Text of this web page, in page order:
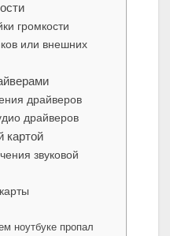
громкости
или внешних
драйверов
драйверов
картой
звуковой
ноутбуке пропал